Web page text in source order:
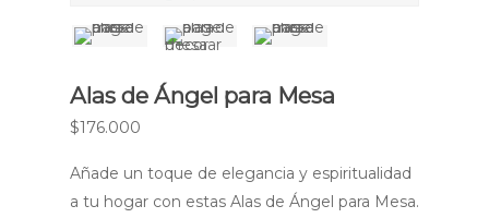
Alas de Ángel para Mesa
$176.000
Añade un toque de elegancia y espiritualidad
a tu hogar con estas Alas de Ángel para Mesa.